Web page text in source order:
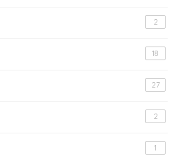
2
18
27
2
1